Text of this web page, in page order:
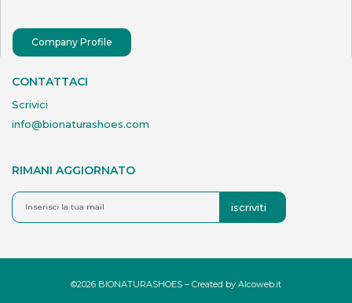
Company Profile
CONTATTACI
Scrivici
info@bionaturashoes.com
RIMANI AGGIORNATO
iscriviti
©2026 BIONATURASHOES – Created by Alcoweb.it